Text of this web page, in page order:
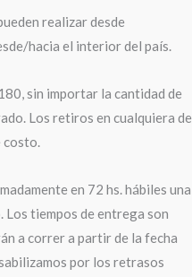
realizar desde
hacia el interior del país.
sin importar la cantidad de
Los retiros en cualquiera de
costo.
en 72 hs. hábiles una
Los tiempos de entrega son
a correr a partir de la fecha
por los retrasos